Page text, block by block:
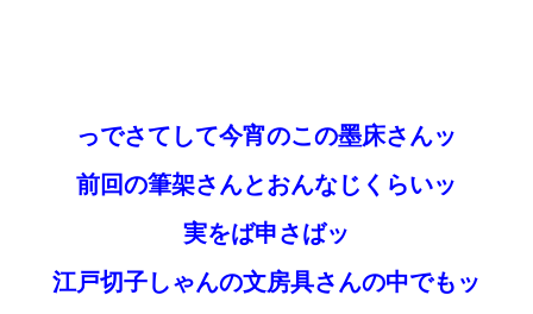
っでさてして今宵のこの墨床さんッ
前回の筆架さんとおんなじくらいッ
実をば申さばッ
江戸切子しゃんの文房具さんの中でもッ